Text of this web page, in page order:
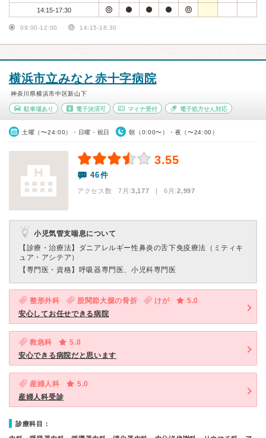
14:15-17:30
09:00-12:00 14:15-18:30
横浜市立みなと赤十字病院
神奈川県横浜市中区新山下
駐車場あり 電子決済可 マイナ受付 電子処方せん対応
土曜（〜24:00）・日曜・祝日 朝（0:00〜）・夜（〜24:00）
3.55
46件
アクセス数 7月:3,177 | 6月:2,997
小児気管支喘息について
【診療・治療法】 ダニアレルギー性鼻炎の舌下免疫療法（ミティキ
ュア・アシテア）
【専門医・資格】 呼吸器専門医、小児科専門医
整形外科 股関節大腿の骨折 けが
5.0
安心してお任せできる病院
救急科
5.0
安心できる病院だと思います
産婦人科
5.0
産婦人科受診
診療科目：